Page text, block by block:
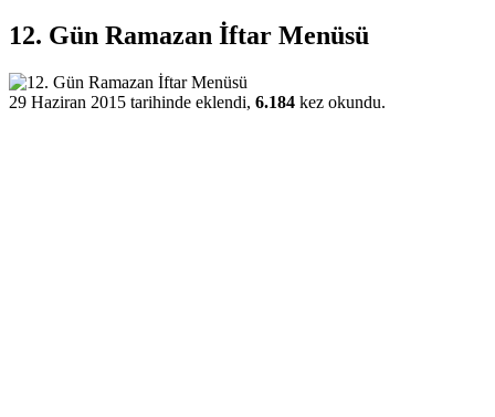
12. Gün Ramazan İftar Menüsü
29 Haziran 2015 tarihinde eklendi, 6.184 kez okundu.